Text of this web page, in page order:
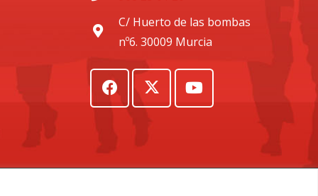
C/ Huerto de las bombas
nº6. 30009 Murcia